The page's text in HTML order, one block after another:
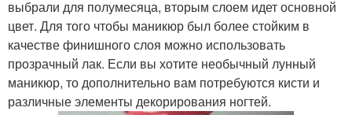
выбрали для полумесяца, вторым слоем идет основной
цвет. Для того чтобы маникюр был более стойким в
качестве финишного слоя можно использовать
прозрачный лак. Если вы хотите необычный лунный
маникюр, то дополнительно вам потребуются кисти и
различные элементы декорирования ногтей.